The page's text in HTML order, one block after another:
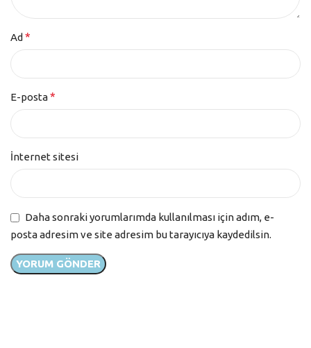
Ad *
E-posta*
İnternet sitesi
Daha sonraki yorumlarımda kullanılması için adım, e-
posta adresim ve site adresim bu tarayıcıya kaydedilsin.